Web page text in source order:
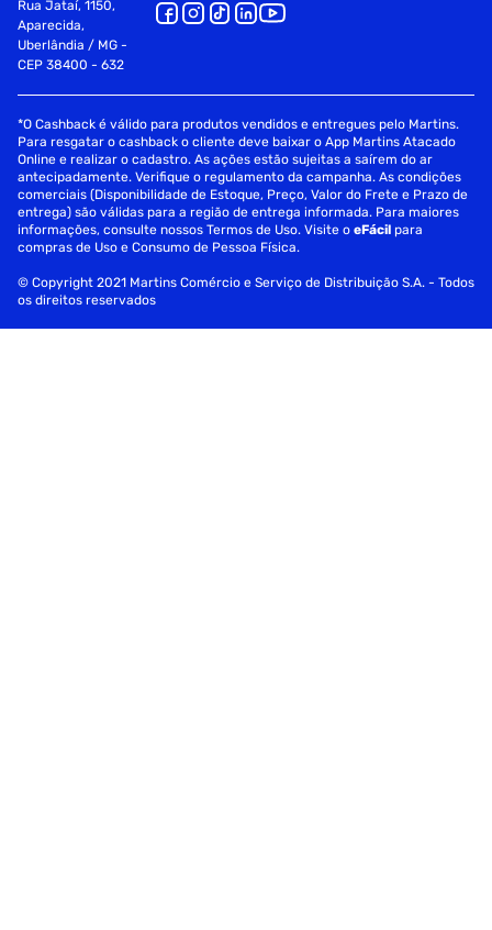
Rua Jataí, 1150,
Aparecida,
Uberlândia / MG -
CEP 38400 - 632
*O Cashback é válido para produtos vendidos e entregues pelo Martins.
Para resgatar o cashback o cliente deve baixar o App Martins Atacado
Online e realizar o cadastro. As ações estão sujeitas a saírem do ar
antecipadamente. Verifique o regulamento da campanha. As condições
comerciais (Disponibilidade de Estoque, Preço, Valor do Frete e Prazo de
entrega) são válidas para a região de entrega informada. Para maiores
informações, consulte nossos Termos de Uso. Visite oeFácil para
compras de Uso e Consumo de Pessoa Física.
© Copyright 2021 Martins Comércio e Serviço de Distribuição S.A. - Todos
os direitos reservados